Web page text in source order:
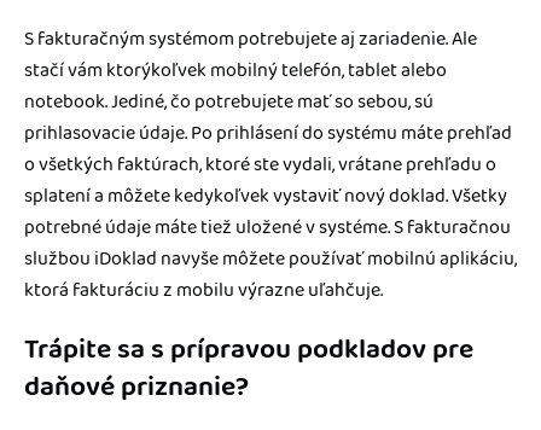
S fakturačným systémom potrebujete aj zariadenie. Ale
stačí vám ktorýkoľvek mobilný telefón, tablet alebo
notebook. Jediné, čo potrebujete mať so sebou, sú
prihlasovacie údaje. Po prihlásení do systému máte prehľad
o všetkých faktúrach, ktoré ste vydali, vrátane prehľadu o
splatení a môžete kedykoľvek vystaviť nový doklad. Všetky
potrebné údaje máte tiež uložené v systéme. S fakturačnou
službou iDoklad navyše môžete používať mobilnú aplikáciu,
ktorá fakturáciu z mobilu výrazne uľahčuje.
Trápite sa s prípravou podkladov pre
daňové priznanie?